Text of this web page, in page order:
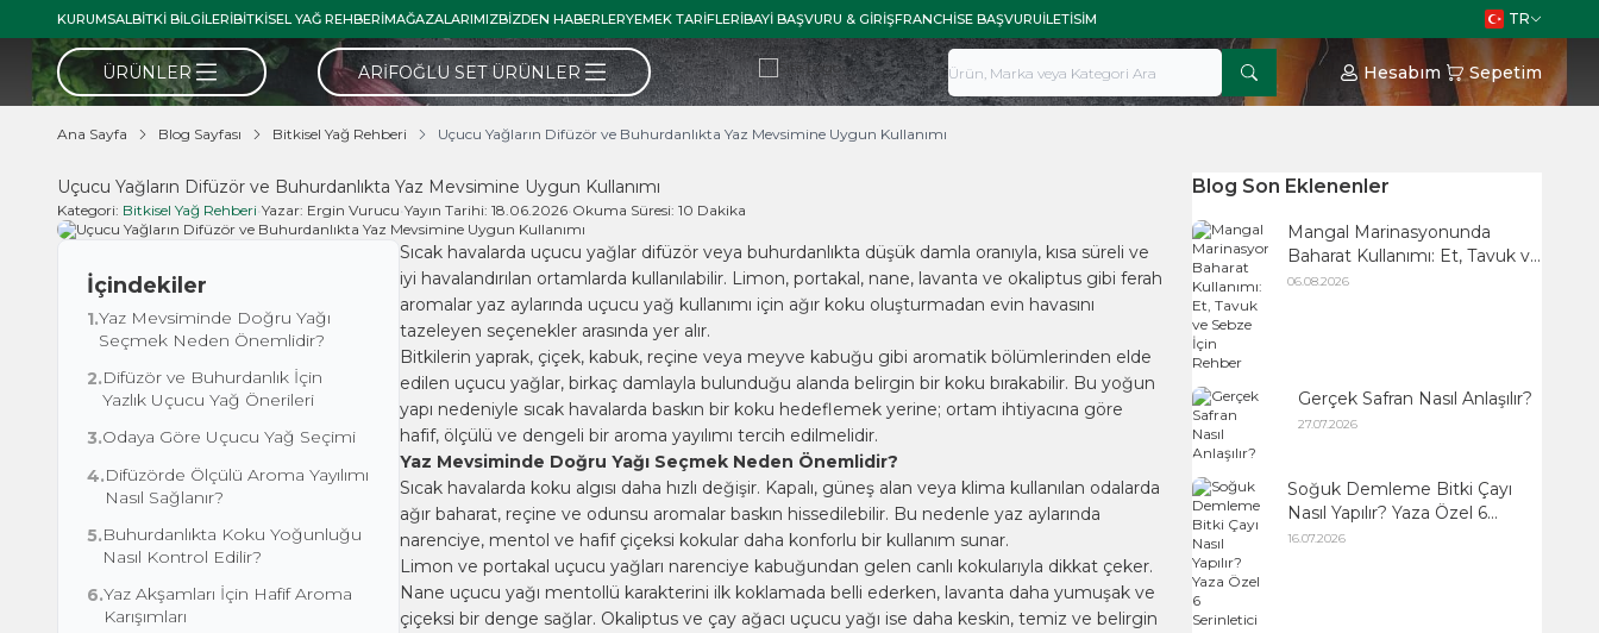
KURUMSALBITKI BILGILERIBITKISEL YAĞ REHBERIMAĞAZALARIMIZBIZDEN HABERLERYEMEK TARIFLERIBAYI BAŞVURU & GIRIŞFRANCHISE BAŞVURUİLETISIM TR
ÜRÜNLER ARIFOĞLU SET ÜRÜNLER Hesabım Sepetim
Ana Sayfa Blog Sayfası Bitkisel Yağ Rehberi Uçucu Yağların Difüzör ve Buhurdanlıkta Yaz Mevsimine Uygun Kullanımı
Uçucu Yağların Difüzör ve Buhurdanlıkta Yaz Mevsimine Uygun Kullanımı
Kategori: Bitkisel Yağ Rehberi•Yazar: Ergin Vurucu•Yayın Tarihi: 18.06.2026• Okuma Süresi: 10 Dakika
İçindekiler
1.Yaz Mevsiminde Doğru Yağı
Seçmek Neden Önemlidir?
2.Difüzör ve Buhurdanlık İçin
Yazlık Uçucu Yağ Önerileri
3.Odaya Göre Uçucu Yağ Seçimi
4.Difüzörde Ölçülü Aroma Yayılımı
Nasıl Sağlanır?
5.Buhurdanlıkta Koku Yoğunluğu
Nasıl Kontrol Edilir?
6.Yaz Akşamları İçin Hafif Aroma
Karışımları
Sıcak havalarda uçucu yağlar difüzör veya buhurdanlıkta düşük damla oranıyla, kısa süreli ve
iyi havalandırılan ortamlarda kullanılabilir. Limon, portakal, nane, lavanta ve okaliptus gibi ferah
aromalar yaz aylarında uçucu yağ kullanımı için ağır koku oluşturmadan evin havasını
tazeleyen seçenekler arasında yer alır.
Bitkilerin yaprak, çiçek, kabuk, reçine veya meyve kabuğu gibi aromatik bölümlerinden elde
edilen uçucu yağlar, birkaç damlayla bulunduğu alanda belirgin bir koku bırakabilir. Bu yoğun
yapı nedeniyle sıcak havalarda baskın bir koku hedeflemek yerine; ortam ihtiyacına göre
hafif, ölçülü ve dengeli bir aroma yayılımı tercih edilmelidir.
Yaz Mevsiminde Doğru Yağı Seçmek Neden Önemlidir?
Sıcak havalarda koku algısı daha hızlı değişir. Kapalı, güneş alan veya klima kullanılan odalarda
ağır baharat, reçine ve odunsu aromalar baskın hissedilebilir. Bu nedenle yaz aylarında
narenciye, mentol ve hafif çiçeksi kokular daha konforlu bir kullanım sunar.
Limon ve portakal uçucu yağları narenciye kabuğundan gelen canlı kokularıyla dikkat çeker.
Nane uçucu yağı mentollü karakterini ilk koklamada belli ederken, lavanta daha yumuşak ve
çiçeksi bir denge sağlar. Okaliptus ve çay ağacı uçucu yağı ise daha keskin, temiz ve belirgin
Blog Son Eklenenler
Mangal Marinasyonunda
Baharat Kullanımı: Et, Tavuk ve
Sebze İçin Rehber
06.08.2026
Gerçek Safran Nasıl Anlaşılır?
27.07.2026
Soğuk Demleme Bitki Çayı
Nasıl Yapılır? Yaza Özel 6
Serinletici Tarif
16.07.2026